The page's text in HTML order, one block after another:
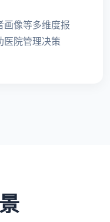
画像等多维度报
医院管理决策